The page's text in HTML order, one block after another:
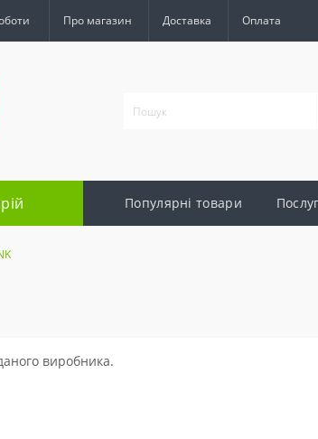
Про магазин Доставка Оплата
Популярні товари
виробника.